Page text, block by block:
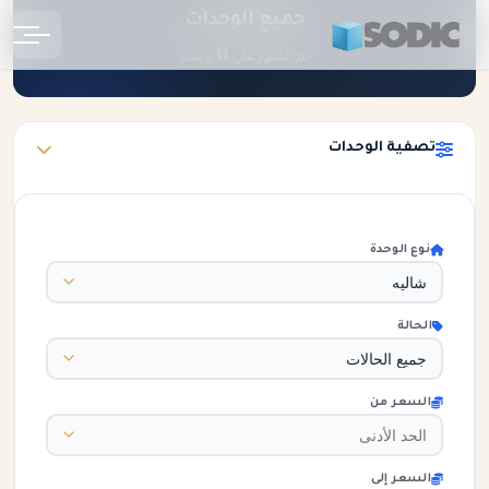
الرئيسية الوحدات
تصفية الوحدات
نوع الوحدة
الحالة
السعر من
السعر إلى